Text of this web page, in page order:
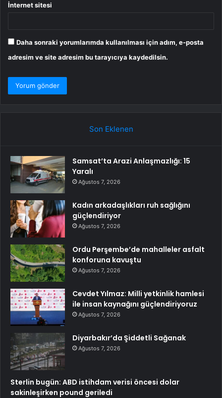
İnternet sitesi
Daha sonraki yorumlarımda kullanılması için adım, e-posta
adresim ve site adresim bu tarayıcıya kaydedilsin.
Son Eklenen
Samsat’ta Arazi Anlaşmazlığı: 15
Yaralı
Ağustos 7, 2026
Kadın arkadaşlıkları ruh sağlığını
güçlendiriyor
Ağustos 7, 2026
Ordu Perşembe’de mahalleler asfalt
konforuna kavuştu
Ağustos 7, 2026
Cevdet Yılmaz: Milli yetkinlik hamlesi
ile insan kaynağını güçlendiriyoruz
Ağustos 7, 2026
Diyarbakır’da Şiddetli Sağanak
Ağustos 7, 2026
Sterlin bugün: ABD istihdam verisi öncesi dolar
sakinleşirken pound geriledi